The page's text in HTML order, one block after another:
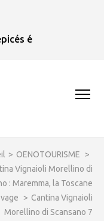
était un rosé de
> OENOTOURISME
>
Vignaioli Morellino di
: Maremma, la Toscane
> Cantina Vignaioli
Morellino di Scansano 7